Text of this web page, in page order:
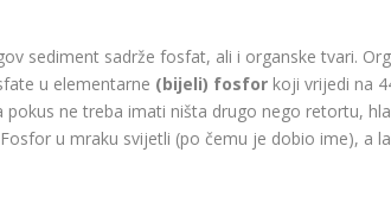
sediment sadrže fosfat, ali i organske tvari.
u elementarne (bijeli) fosfor koji vrijedi na
ne treba imati ništa drugo nego retortu,
u mraku svijetli (po čemu je dobio ime), a